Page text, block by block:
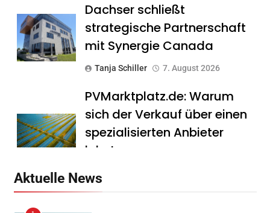
Dachser schließt
strategische Partnerschaft
mit Synergie Canada
Tanja Schiller 7. August 2026
PVMarktplatz.de: Warum
sich der Verkauf über einen
spezialisierten Anbieter
lohnt
Aktuelle News